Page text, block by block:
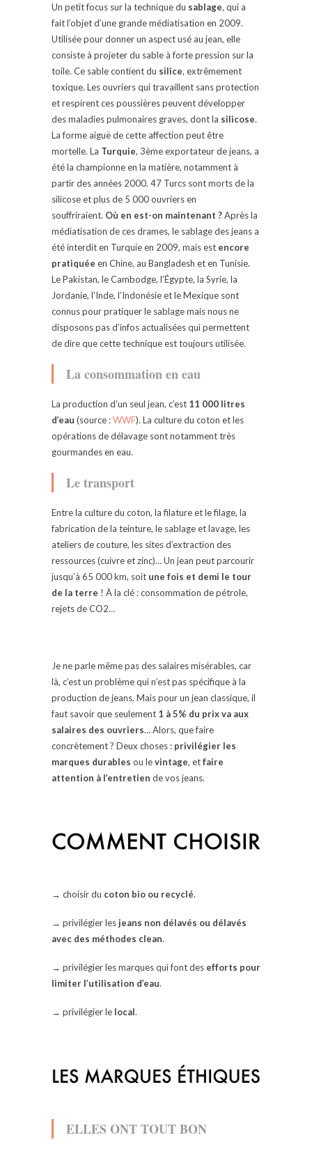
Un petit focus sur la technique du sablage, qui a
fait l’objet d’une grande médiatisation en 2009.
Utilisée pour donner un aspect usé au jean, elle
consiste à projeter du sable à forte pression sur la
toile. Ce sable contient du silice, extrêmement
toxique. Les ouvriers qui travaillent sans protection
et respirent ces poussières peuvent développer
des maladies pulmonaires graves, dont la silicose.
La forme aiguë de cette affection peut être
mortelle. La Turquie, 3ème exportateur de jeans, a
été la championne en la matière, notamment à
partir des années 2000. 47 Turcs sont morts de la
silicose et plus de 5 000 ouvriers en
souffriraient. Où en est-on maintenant ?Après la
médiatisation de ces drames, le sablage des jeans a
été interdit en Turquie en 2009, mais est encore
pratiquée en Chine, au Bangladesh et en Tunisie.
Le Pakistan, le Cambodge, l’Égypte, la Syrie, la
Jordanie, l’Inde, l’Indonésie et le Mexique sont
connus pour pratiquer le sablage mais nous ne
disposons pas d’infos actualisées qui permettent
de dire que cette technique est toujours utilisée.
La consommation en eau
La production d’un seul jean, c’est 11 000 litres
d’eau (source :WWF). La culture du coton et les
opérations de délavage sont notamment très
gourmandes en eau.
Le transport
Entre la culture du coton, la filature et le filage, la
fabrication de la teinture, le sablage et lavage, les
ateliers de couture, les sites d’extraction des
ressources (cuivre et zinc)… Un jean peut parcourir
jusqu’à 65 000 km, soit une fois et demi le tour
de la terre ! À la clé : consommation de pétrole,
rejets de CO2…
Je ne parle même pas des salaires misérables, car
là, c’est un problème qui n’est pas spécifique à la
production de jeans. Mais pour un jean classique, il
faut savoir que seulement 1 à 5% du prix va aux
salaires des ouvriers…Alors, que faire
concrètement ? Deux choses : privilégier les
marques durables ou levintage, etfaire
attention à l’entretien de vos jeans.
→ choisir du coton bio ou recyclé.
→ privilégier les jeans non délavés ou délavés
avec des méthodes clean.
→ privilégier les marques qui font des efforts pour
limiter l’utilisation d’eau.
→ privilégier le local.
ELLES ONT TOUT BON